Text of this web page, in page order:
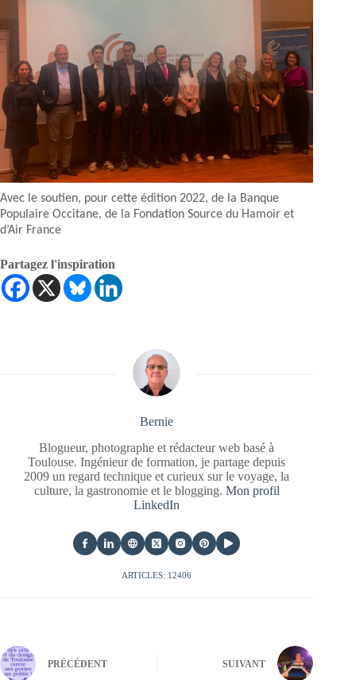
Avec le soutien, pour cette édition 2022, de la Banque
Populaire Occitane, de la Fondation Source du Hamoir et
d’Air France
Partagez l'inspiration
Bernie
Blogueur, photographe et rédacteur web basé à
Toulouse. Ingénieur de formation, je partage depuis
2009 un regard technique et curieux sur le voyage, la
culture, la gastronomie et le blogging. Mon profil
LinkedIn
ARTICLES: 12406
PRÉCÉDENT SUIVANT